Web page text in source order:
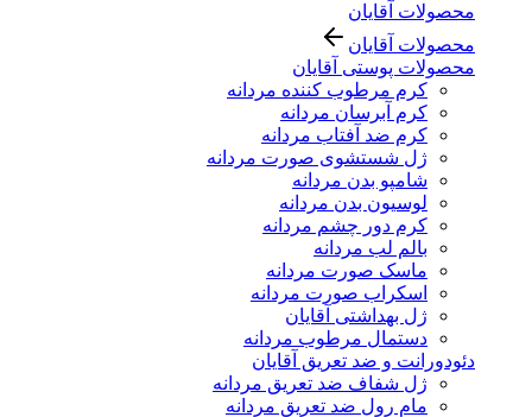
محصولات آقایان
محصولات آقایان
محصولات پوستی آقایان
کرم مرطوب کننده مردانه
کرم آبرسان مردانه
کرم ضد آفتاب مردانه
ژل شستشوی صورت مردانه
شامپو بدن مردانه
لوسیون بدن مردانه
کرم دور چشم مردانه
بالم لب مردانه
ماسک صورت مردانه
اسکراب صورت مردانه
ژل بهداشتی آقایان
دستمال مرطوب مردانه
دئودورانت و ضد تعریق آقایان
ژل شفاف ضد تعریق مردانه
مام رول ضد تعریق مردانه